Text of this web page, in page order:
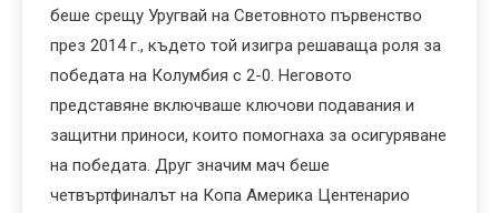
беше срещу Уругвай на Световното първенство
през 2014 г., където той изигра решаваща роля за
победата на Колумбия с 2-0. Неговото
представяне включваше ключови подавания и
защитни приноси, които помогнаха за осигуряване
на победата. Друг значим мач беше
четвъртфиналът на Копа Америка Центенарио